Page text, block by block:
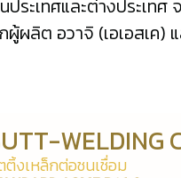
ะเทศและต่างประเท
ลิต อวาจิ (เอเอสเค)
WELDING
ติ้งเหล็กต่อชนเชื่อม